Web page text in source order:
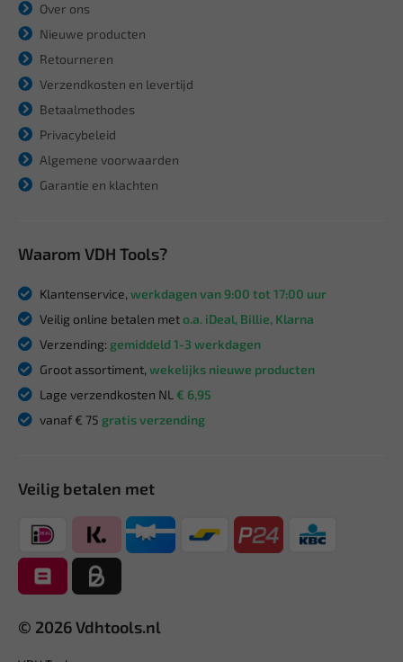
Over ons
Nieuwe producten
Retourneren
Verzendkosten en levertijd
Betaalmethodes
Privacybeleid
Algemene voorwaarden
Garantie en klachten
Waarom VDH Tools?
Klantenservice, werkdagen van 9:00 tot 17:00 uur
Veilig online betalen meto.a. iDeal, Billie, Klarna
Verzending: gemiddeld 1-3 werkdagen
Groot assortiment, wekelijks nieuwe producten
Lage verzendkosten NL € 6,95
vanaf € 75 gratis verzending
Veilig betalen met
© 2026 Vdhtools.nl